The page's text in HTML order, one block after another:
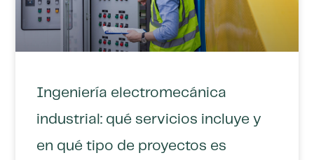
Ingeniería electromecánica
industrial: qué servicios incluye y
en qué tipo de proyectos es